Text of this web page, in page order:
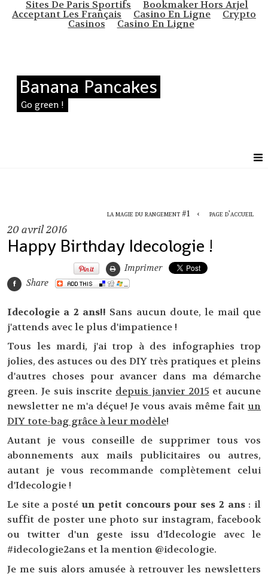
Sites De Paris Sportifs Bookmaker Hors Arjel
Acceptant Les Français Casino En Ligne Crypto
Casinos Casino En Ligne
Banana Pancakes
Go green !
la magie du rangement #1 page d'accueil
20avril 2016
Happy Birthday Idecologie !
Imprimer
Share
Idecologie a 2 ans!! Sans aucun doute, le mail que
j'attends avec le plus d'impatience !
Tous les mardi, j'ai trop à des infographies trop
jolies, des astuces ou des DIY très pratiques et pleins
d'autres choses pour avancer dans ma démarche
green. Je suis inscrite depuis janvier 2015 et aucune
newsletter ne m'a déçue! Je vous avais même fait un
DIY tote-bag grâce à leur modèle!
Autant je vous conseille de supprimer tous vos
abonnements aux mails publicitaires ou autres,
autant je vous recommande complètement celui
d'Idecologie !
Le site a postéun petit concours pour ses 2 ans: il
suffit de poster une photo sur instagram, facebook
ou twitter d'un geste issu d'Idecologie avec le
#idecologie2ans et la mention @idecologie.
Je me suis alors amusée à retrouver les newsletters